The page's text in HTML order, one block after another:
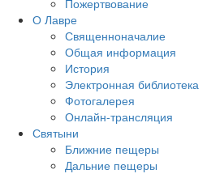
Пожертвование
О Лавре
Священноначалие
Общая информация
История
Электронная библиотека
Фотогалерея
Онлайн-трансляция
Святыни
Ближние пещеры
Дальние пещеры